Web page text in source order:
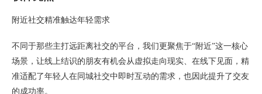
附近社交精准触达年轻需求
不同于那些主打远距离社交的平台，我们更聚焦于“附近”这一核心
场景，让线上结识的朋友有机会从虚拟走向现实、在线下见面，精
准适配了年轻人在同城社交中即时互动的需求，也因此提升了交友
的成功率。